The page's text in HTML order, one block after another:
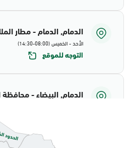
الدمام, الدمام - مطار
الأحد - الخميس (08:00-14:30)
التوجه للموقع
الدمام, البيضاء - محافظة